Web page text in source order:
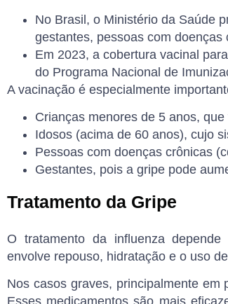
No Brasil, o Ministério da Saúde
gestantes, pessoas com
Em 2023, a cobertura vacinal
do Programa Nacional de
A vacinação é especialmente
Crianças menores de 5 anos,
Idosos (acima de 60 anos), cujo
Pessoas com doenças crônicas
Gestantes, pois a gripe pode
Tratamento da Gripe
O tratamento da influenza
envolve repouso, hidratação e o uso
Nos casos graves, principalmente